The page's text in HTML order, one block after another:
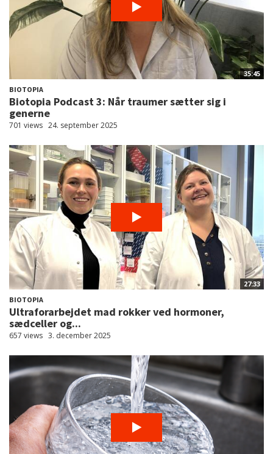
35:45
BIOTOPIA
Biotopia Podcast 3: Når traumer sætter sig i
generne
701 views 24. september 2025
27:33
BIOTOPIA
Ultraforarbejdet mad rokker ved hormoner,
sædceller og...
657 views 3. december 2025